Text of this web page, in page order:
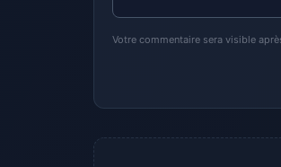
Votre commentaire sera visible